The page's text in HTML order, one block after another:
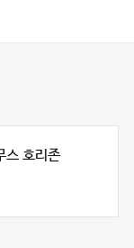
스 호리존